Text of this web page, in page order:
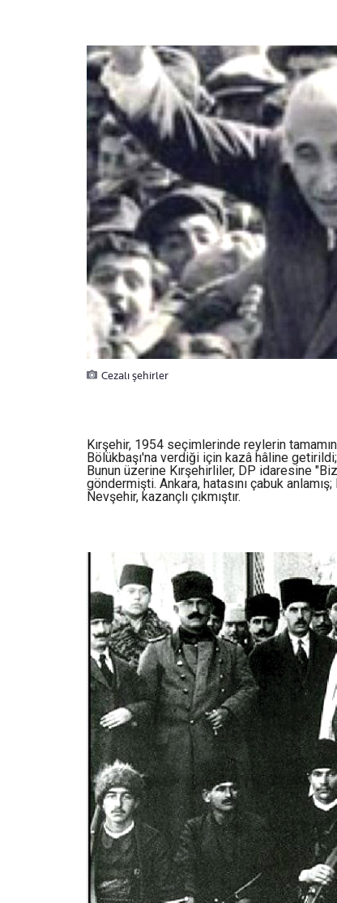
Cezalı şehirler
Kırşehir, 1954 seçimlerinde reylerin
Bölükbaşı'na verdiği için kazâ hâline
Bunun üzerine Kırşehirliler, DP idaresine
göndermişti. Ankara, hatasını çabuk
Nevşehir, kazançlı çıkmıştır.